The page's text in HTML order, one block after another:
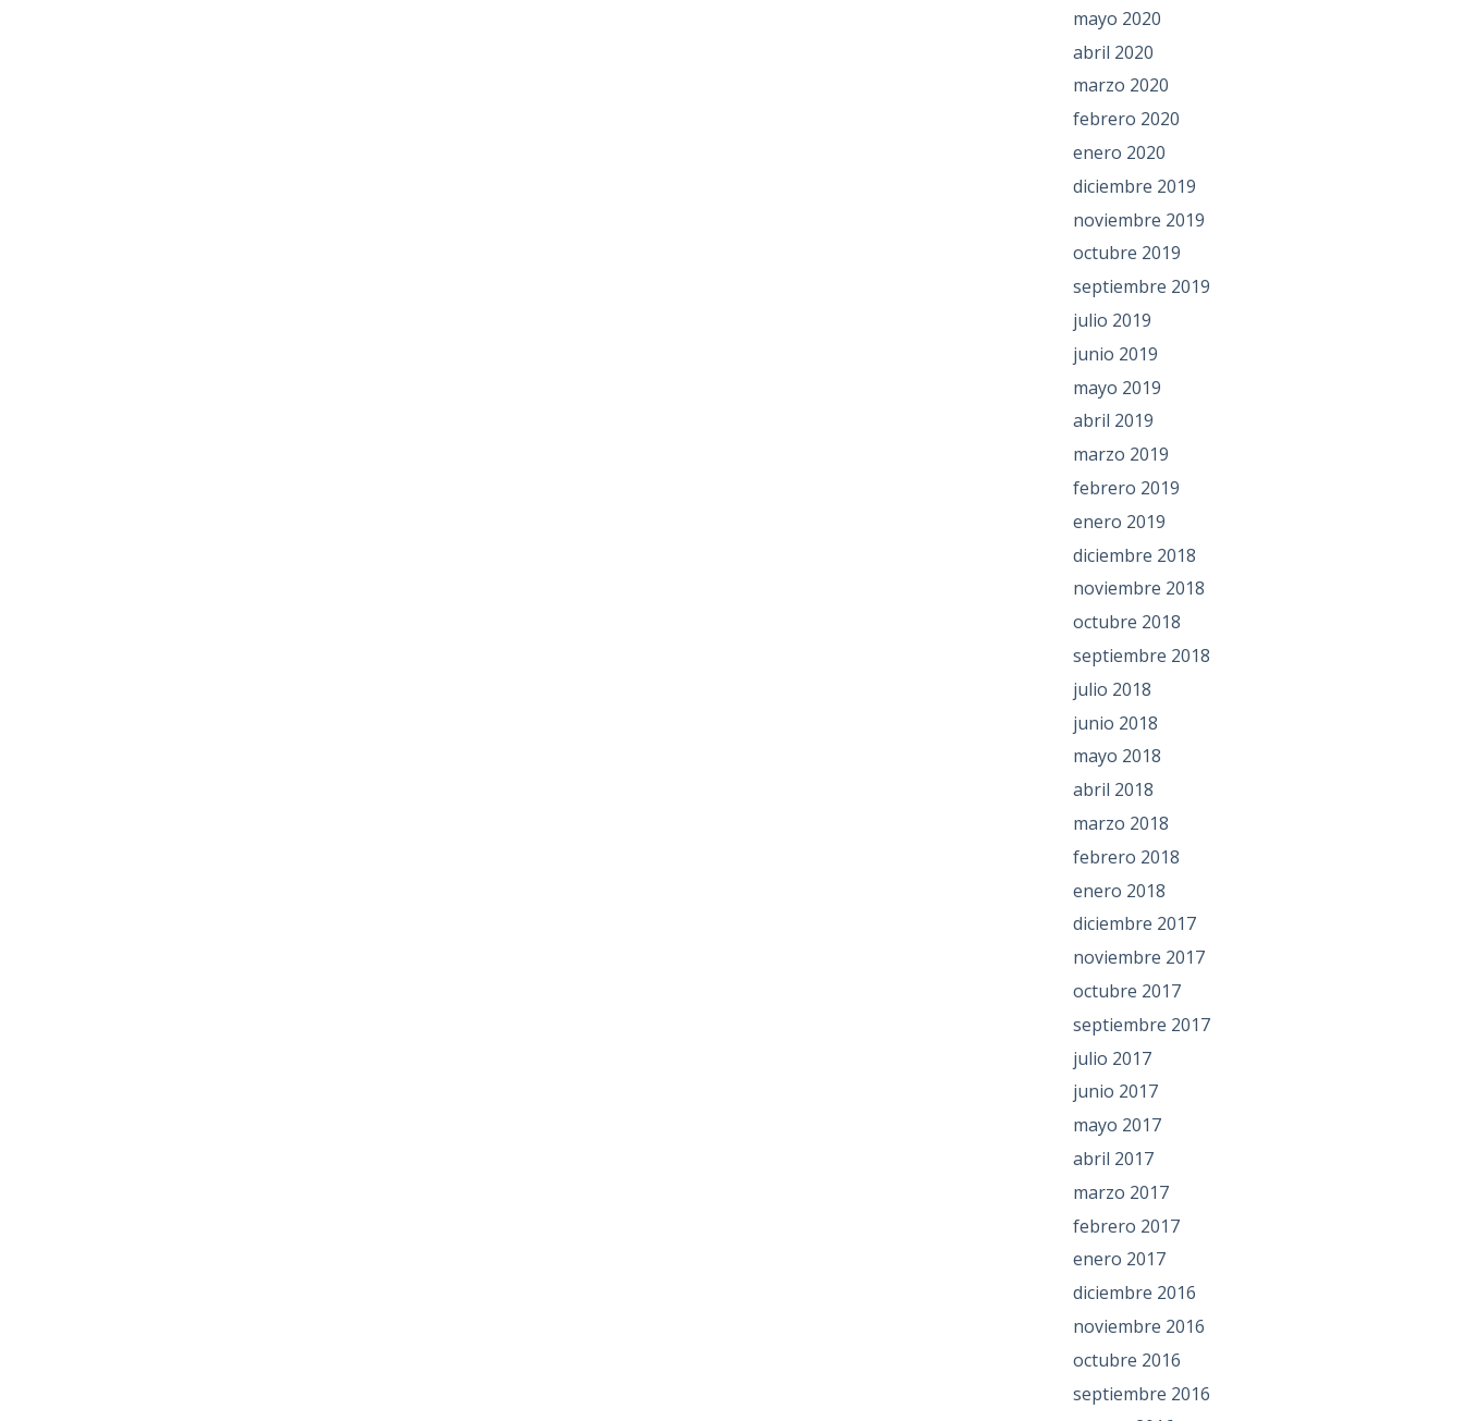
mayo 2020
abril 2020
marzo 2020
febrero 2020
enero 2020
diciembre 2019
noviembre 2019
octubre 2019
septiembre 2019
julio 2019
junio 2019
mayo 2019
abril 2019
marzo 2019
febrero 2019
enero 2019
diciembre 2018
noviembre 2018
octubre 2018
septiembre 2018
julio 2018
junio 2018
mayo 2018
abril 2018
marzo 2018
febrero 2018
enero 2018
diciembre 2017
noviembre 2017
octubre 2017
septiembre 2017
julio 2017
junio 2017
mayo 2017
abril 2017
marzo 2017
febrero 2017
enero 2017
diciembre 2016
noviembre 2016
octubre 2016
septiembre 2016